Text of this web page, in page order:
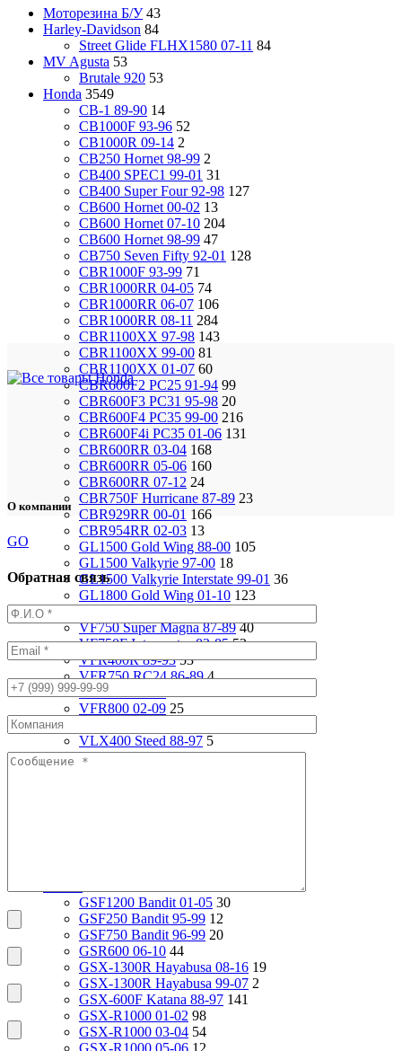
Моторезина Б/У 43
Harley-Davidson 84
Street Glide FLHX1580 07-11 84
MV Agusta 53
Brutale 920 53
Honda 3549
CB-1 89-90 14
CB1000F 93-96 52
CB1000R 09-14 2
CB250 Hornet 98-99 2
CB400 SPEC1 99-01 31
CB400 Super Four 92-98 127
CB600 Hornet 00-02 13
CB600 Hornet 07-10 204
CB600 Hornet 98-99 47
CB750 Seven Fifty 92-01 128
CBR1000F 93-99 71
CBR1000RR 04-05 74
CBR1000RR 06-07 106
CBR1000RR 08-11 284
CBR1100XX 97-98 143
CBR1100XX 99-00 81
CBR1100XX 01-07 60
CBR600F2 PC25 91-94 99
CBR600F3 PC31 95-98 20
CBR600F4 PC35 99-00 216
CBR600F4i PC35 01-06 131
CBR600RR 03-04 168
CBR600RR 05-06 160
CBR600RR 07-12 24
CBR750F Hurricane 87-89 23
CBR929RR 00-01 166
CBR954RR 02-03 13
GL1500 Gold Wing 88-00 105
GL1500 Valkyrie 97-00 18
GL1500 Valkyrie Interstate 99-01 36
GL1800 Gold Wing 01-10 123
VF750 Super Magna 87-89 40
VF750F Interceptor 82-85 52
VFR400R 89-93 53
VFR750 RC24 86-89 4
VFR750 94-97
VFR800 02-09 25
VLX400 Steed 88-97 5
VRX400 95-96 17
GSF1200 Bandit 01-05 30
GSF250 Bandit 95-99 12
GSF750 Bandit 96-99 20
GSR600 06-10 44
GSX-1300R Hayabusa 08-16 19
GSX-1300R Hayabusa 99-07 2
GSX-600F Katana 88-97 141
GSX-R1000 01-02 98
GSX-R1000 03-04 54
GSX-R1000 05-06 12
О компании
GO
Обратная связь